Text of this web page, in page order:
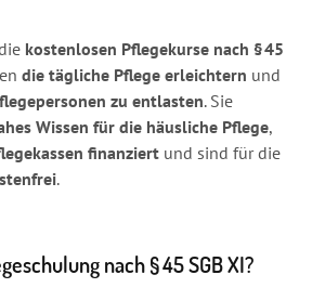
kostenlosen Pflegekurse nach § 45
die tägliche Pflege erleichtern und
zu entlasten. Sie
Wissen für die häusliche Pflege,
finanziert und sind für die
.
nach § 45 SGB XI?